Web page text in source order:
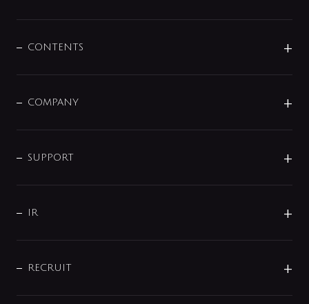
その他
センサー・タッチ水栓
単水栓
分岐
配管システム
バス・空調周辺用品
CONTENTS
じぶんシャワーが見つかる
COMPANY
企業理念
会社概要
事業所案内
SUPPORT
よくあるご質問
データダウンロード
IR
IRニュース
RECRUIT